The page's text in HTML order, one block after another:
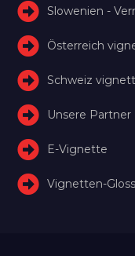
Slowenien -
Österreich
Schweiz
Unsere Partner
E-Vignette
Vignetten-